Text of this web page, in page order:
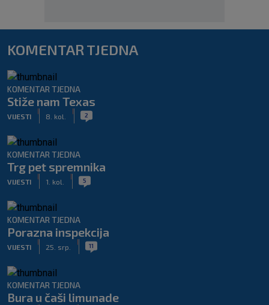
KOMENTAR TJEDNA
KOMENTAR TJEDNA
Stiže nam Texas
VIJESTI 8. kol. 2
KOMENTAR TJEDNA
Trg pet spremnika
VIJESTI 1. kol. 5
KOMENTAR TJEDNA
Porazna inspekcija
VIJESTI 25. srp. 11
KOMENTAR TJEDNA
Bura u čaši limunade